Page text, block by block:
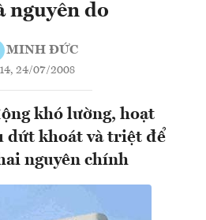
nguyên do
MINH ĐỨC
24/07/2008
khó lường, hoạt
dứt khoát và triệt để
nguyên chính